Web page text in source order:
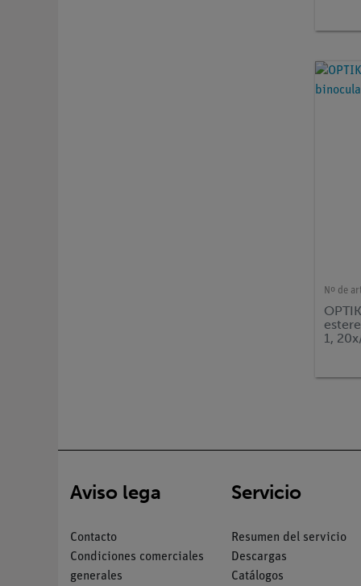
Nº de
1,
Aviso lega
Contacto
Condiciones comerciales
generales
Servicio
Resumen del servicio
Descargas
Catálogos